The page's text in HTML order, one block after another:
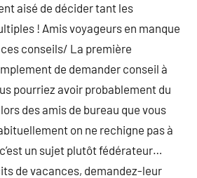
aisé de décider tant les
! Amis voyageurs en manque
conseils/ La première
de demander conseil à
pourriez avoir probablement du
des amis de bureau que vous
on ne rechigne pas à
un sujet plutôt fédérateur…
de vacances, demandez-leur